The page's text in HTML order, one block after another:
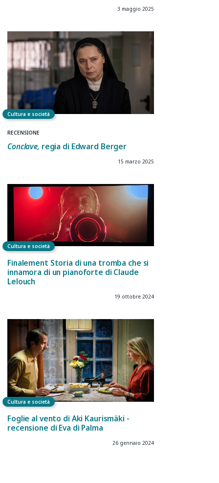
3 maggio 2025
Cultura e società
RECENSIONE
Conclave, regia di Edward Berger
15 marzo 2025
Cultura e società
Finalement Storia di una tromba che si
innamora di un pianoforte di Claude
Lelouch
19 ottobre 2024
Cultura e società
Foglie al vento di Aki Kaurismäki -
recensione di Eva di Palma
26 gennaio 2024